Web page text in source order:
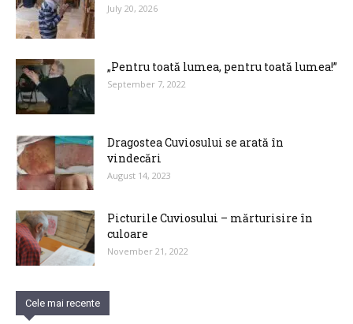
July 20, 2026
„Pentru toată lumea, pentru toată lumea!”
September 7, 2022
Dragostea Cuviosului se arată în
vindecări
August 14, 2023
Picturile Cuviosului – mărturisire în
culoare
November 21, 2022
Cele mai recente